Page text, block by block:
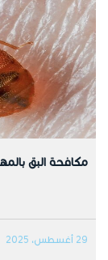
مكافحة البق
29 أغسطس، 2025